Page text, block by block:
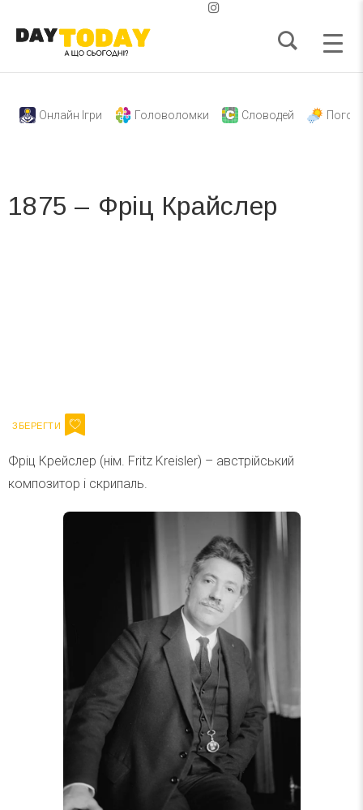
Онлайн Ігри Головоломки Словодей
1875 – Фріц Крайслер
Фріц Крейслер (нім. Fritz Kreisler) – австрійський
композитор і скрипаль.